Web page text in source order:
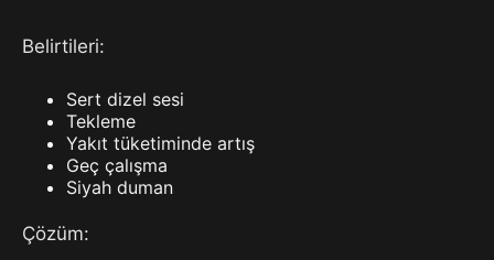
Belirtileri:
Sert dizel sesi
Tekleme
Yakıt tüketiminde artış
Geç çalışma
Siyah duman
Çözüm: